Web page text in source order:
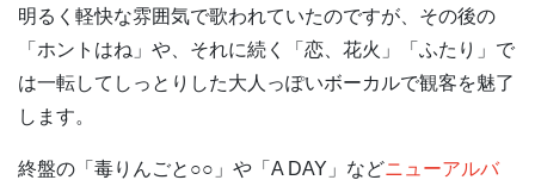
明るく軽快な雰囲気で歌われていたのですが、その後の
「ホントはね」や、それに続く「恋、花火」「ふたり」で
は一転してしっとりした大人っぽいボーカルで観客を魅了
します。
終盤の「毒りんごと○○」や「A DAY」などニューアルバ